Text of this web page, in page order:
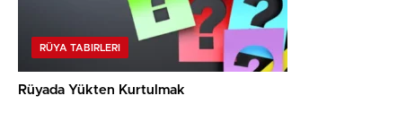
RÜYA TABIRLERI
Rüyada Yükten Kurtulmak